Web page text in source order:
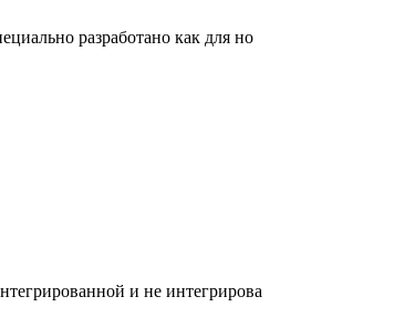
разработано как для но
и не интегрирова